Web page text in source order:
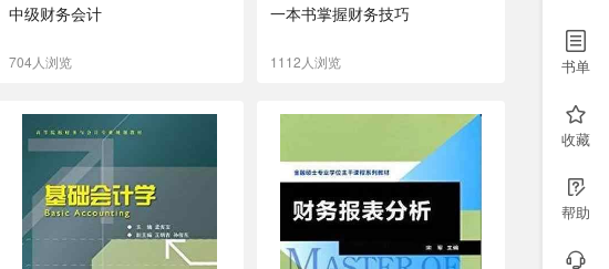
中级财务会计
704人浏览
一本书掌握财务技巧
1112人浏览 书单
收藏
帮助